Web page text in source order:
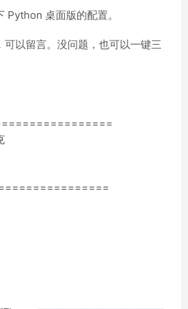
Python 桌面版的配置。
可以留言。没问题，也可以一键三